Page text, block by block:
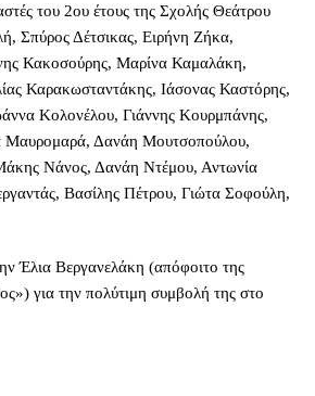
του 2ου έτους της Σχολής Θεάτρου
Σπύρος Δέτσικας, Ειρήνη Ζήκα,
Κακοσούρης, Μαρίνα Καμαλάκη,
Καρακωσταντάκης, Ιάσονας Καστόρης,
Κολονέλου, Γιάννης Κουρμπάνης,
Μαυρομαρά, Δανάη Μουτσοπούλου,
Νάνος, Δανάη Ντέμου, Αντωνία
Βασίλης Πέτρου, Γιώτα Σοφούλη,
Έλια Βεργανελάκη (απόφοιτο της
για την πολύτιμη συμβολή της στο